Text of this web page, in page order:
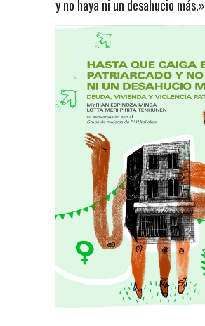
y no haya ni un desahucio más.»